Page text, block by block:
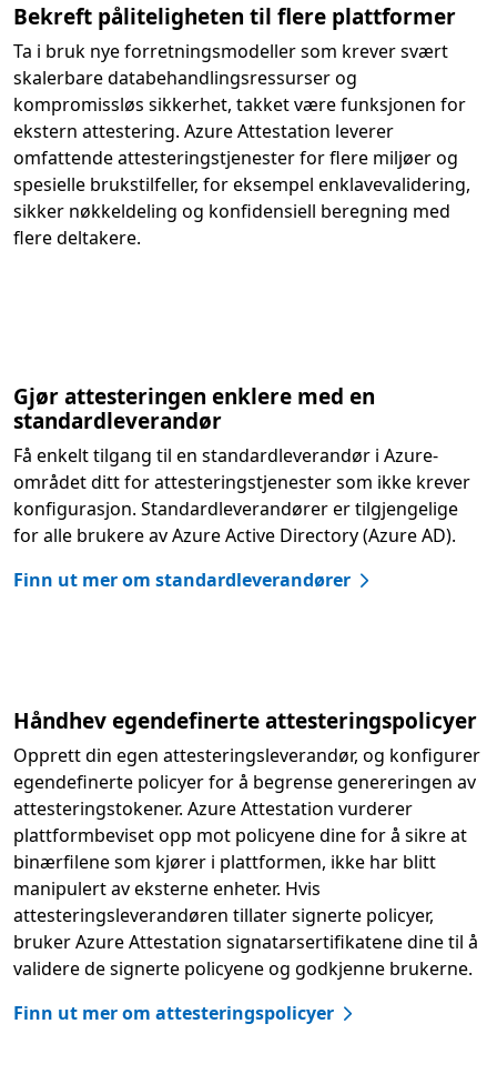
Bekreft påliteligheten til flere plattformer
Ta i bruk nye forretningsmodeller som krever svært
skalerbare databehandlingsressurser og
kompromissløs sikkerhet, takket være funksjonen for
ekstern attestering. Azure Attestation leverer
omfattende attesteringstjenester for flere miljøer og
spesielle brukstilfeller, for eksempel enklavevalidering,
sikker nøkkeldeling og konfidensiell beregning med
flere deltakere.
Gjør attesteringen enklere med en
standardleverandør
Få enkelt tilgang til en standardleverandør i Azure-
området ditt for attesteringstjenester som ikke krever
konfigurasjon. Standardleverandører er tilgjengelige
for alle brukere av Azure Active Directory (Azure AD).
Finn ut mer om standardleverandører
Håndhev egendefinerte attesteringspolicyer
Opprett din egen attesteringsleverandør, og konfigurer
egendefinerte policyer for å begrense genereringen av
attesteringstokener. Azure Attestation vurderer
plattformbeviset opp mot policyene dine for å sikre at
binærfilene som kjører i plattformen, ikke har blitt
manipulert av eksterne enheter. Hvis
attesteringsleverandøren tillater signerte policyer,
bruker Azure Attestation signatarsertifikatene dine til å
validere de signerte policyene og godkjenne brukerne.
Finn ut mer om attesteringspolicyer